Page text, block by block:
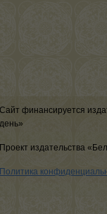
Сайт финансируется
день»
Проект издательства
Политика